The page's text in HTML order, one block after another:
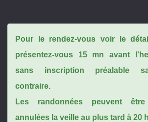
Pour le rendez-vous voir le
présentez-vous 15 mn avant
sans inscription préalable
contraire.
Les randonnées peuvent
annulées la veille au plus tard à 20